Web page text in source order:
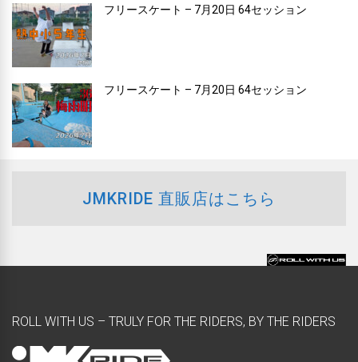
フリースケート – 7月20日 64セッション
フリースケート – 7月20日 64セッション
JMKRIDE 直販店はこちら
ROLL WITH US – TRULY FOR THE RIDERS, BY THE RIDERS